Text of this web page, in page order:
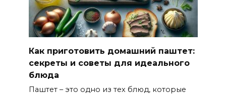
Как приготовить домашний паштет:
секреты и советы для идеального
блюда
Паштет – это одно из тех блюд, которые